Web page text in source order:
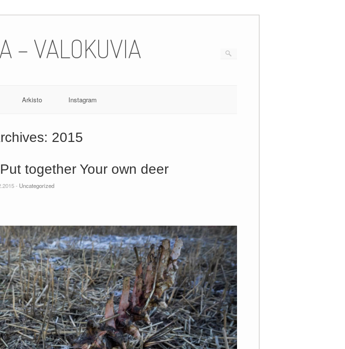
– VALOKUVIA
Arkisto Instagram
2015
together Your own deer
- Uncategorized